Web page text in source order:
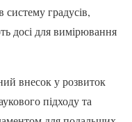
градусів,
досі для вимірювання
внесок у розвиток
підходу та